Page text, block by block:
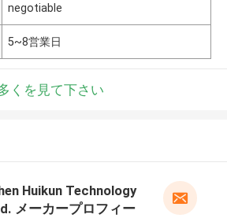
negotiable
5~8営業日
くを見て下さい
Huikun Technology
メーカープロフィー